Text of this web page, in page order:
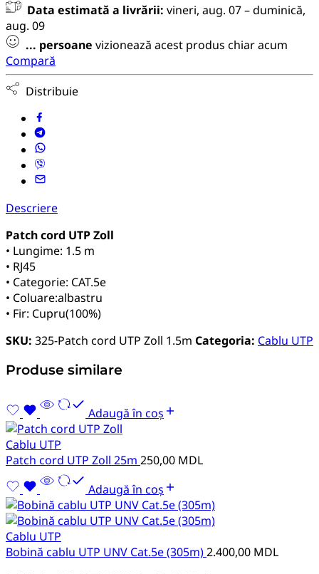
Data estimată a livrării: vineri, aug. 07 – duminică,
aug. 09
... persoane vizionează acest produs chiar acum
Compară
Distribuie
Descriere
Patch cord UTP Zoll
• Lungime: 1.5 m
• RJ45
• Categorie: CAT.5e
• Coluare:albastru
• Fir: Cupru(100%)
SKU: 325-Patch cord UTP Zoll 1.5m Categoria: Cablu UTP
Produse similare
Adaugă în coș
Cablu UTP
Patch cord UTP Zoll 25m 250,00 MDL
Adaugă în coș
Cablu UTP
Bobină cablu UTP UNV Cat.5e (305m)2.400,00 MDL